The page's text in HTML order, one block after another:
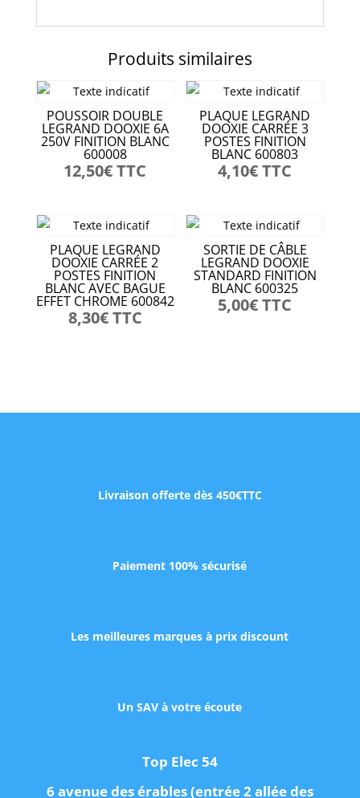
Produits similaires
POUSSOIR DOUBLE
LEGRAND DOOXIE 6A
250V FINITION BLANC
600008
12,50€TTC
PLAQUE LEGRAND
DOOXIE CARRÉE 3
POSTES FINITION
BLANC 600803
4,10€TTC
PLAQUE LEGRAND
DOOXIE CARRÉE 2
POSTES FINITION
BLANC AVEC BAGUE
EFFET CHROME 600842
8,30€TTC
SORTIE DE CÂBLE
LEGRAND DOOXIE
STANDARD FINITION
BLANC 600325
5,00€TTC
Livraison offerte dès 450€TTC
Paiement 100% sécurisé
Les meilleures marques à prix discount
Un SAV à votre écoute
Top Elec 54
6 avenue des érables (entrée 2 allée des